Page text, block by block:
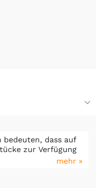
bedeuten, dass auf
zur Verfügung
mehr »